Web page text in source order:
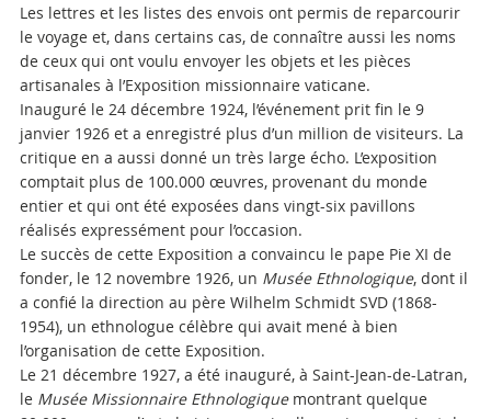
Les lettres et les listes des envois ont permis de reparcourir
le voyage et, dans certains cas, de connaître aussi les noms
de ceux qui ont voulu envoyer les objets et les pièces
artisanales à l’Exposition missionnaire vaticane.
Inauguré le 24 décembre 1924, l’événement prit fin le 9
janvier 1926 et a enregistré plus d’un million de visiteurs. La
critique en a aussi donné un très large écho. L’exposition
comptait plus de 100.000 œuvres, provenant du monde
entier et qui ont été exposées dans vingt-six pavillons
réalisés expressément pour l’occasion.
Le succès de cette Exposition a convaincu le pape Pie XI de
fonder, le 12 novembre 1926, un Musée Ethnologique, dont il
a confié la direction au père Wilhelm Schmidt SVD (1868-
1954), un ethnologue célèbre qui avait mené à bien
l’organisation de cette Exposition.
Le 21 décembre 1927, a été inauguré, à Saint-Jean-de-Latran,
le Musée Missionnaire Ethnologiquemontrant quelque